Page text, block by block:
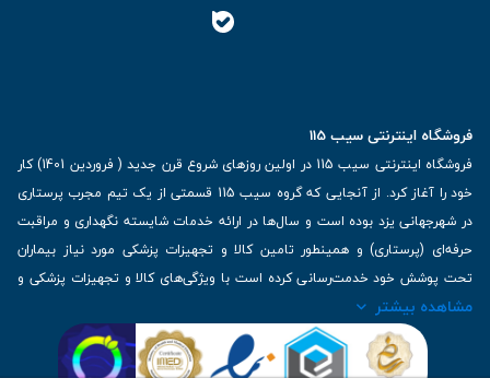
فروشگاه اینترنتی سیب 115
فروشگاه اینترنتی سیب 115 در اولین روزهای شروع قرن جدید ( فروردین 1401) کار
خود را آغاز کرد. از آنجایی که گروه سیب 115 قسمتی از یک تیم مجرب پرستاری
در شهرجهانی یزد بوده است و سال‌ها در ارائه خدمات شایسته نگهداری و مراقبت
حرفه‌ای (پرستاری) و همینطور تامین کالا و تجهیزات پزشکی مورد نیاز بیماران
تحت پوشش خود خدمت‌رسانی کرده است با ویژگی‌های کالا و تجهیزات پزشکی و
برترین برندهای موجود در بازار اطلاعات بسیار ارزشمندی را دارا می‌باشد
| تلفن تماس : 36333383-035 | ایمیل: Info@Sib115.com
مشاهده بیشتر